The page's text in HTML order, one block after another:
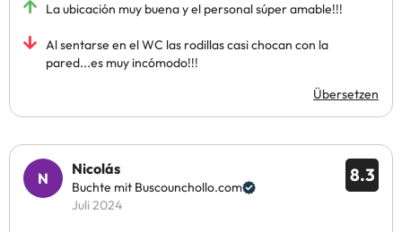
La ubicación muy buena y el personal súper amable!!!
Al sentarse en el WC las rodillas casi chocan con la
pared...es muy incómodo!!!
Übersetzen
8.3
Nicolás
Buchte mit Buscounchollo.com
Juli 2024